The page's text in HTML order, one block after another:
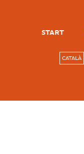
START
CATALÀ